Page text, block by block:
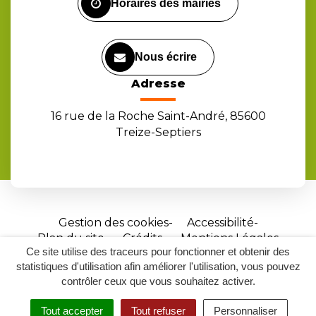
Ce site utilise des traceurs pour fonctionner et obtenir des
statistiques d'utilisation afin améliorer l'utilisation, vous pouvez
contrôler ceux que vous souhaitez activer.
Tout accepter Tout refuser Personnaliser
Horaires des mairies
Nous écrire
Adresse
16 rue de la Roche Saint-André, 85600
Treize-Septiers
Gestion des cookies
Accessibilité
Plan du site
Crédits
Mentions Légales
Site
réalisé
par
Inovagora